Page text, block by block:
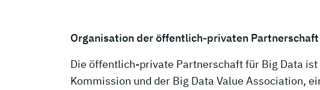
Organisation der öffentlich-privaten Partnerschaft
Die öffentlich-private Partnerschaft für Big Data
Kommission und der Big Data Value Association,